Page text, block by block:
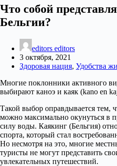
Что собой
Бельгии?
editors editors
3 октября, 2021
Здоровая нация, Удобства
Многие поклонники активного
выбирают каноэ и каяк (kano en
Такой выбор оправдывается тем,
можно максимально окунуться в
силу воды. Каякинг (Бельгия)
спорта, который стал
Но несмотря на это, многие
туристы не могут представить
увлекательных путешествий.